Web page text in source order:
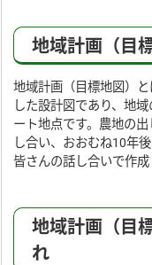
地域計画（目
地域計画（目標地図）
した設計図であり、地
ート地点です。農地の
し合い、おおむね10年
皆さんの話し合いで作成
地域計画（目
れ